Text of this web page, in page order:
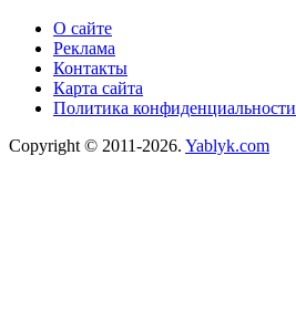
О сайте
Реклама
Контакты
Карта сайта
Политика конфиденциальности
Copyright © 2011-2026. Yablyk.сom